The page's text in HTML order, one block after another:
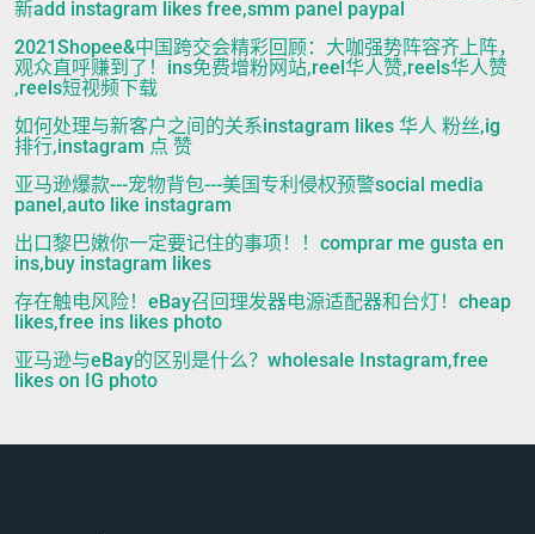
新add instagram likes free,smm panel paypal
2021Shopee&中国跨交会精彩回顾：大咖强势阵容齐上阵，
观众直呼赚到了！ins免费增粉网站,reel华人赞,reels华人赞
,reels短视频下载
如何处理与新客户之间的关系instagram likes 华人 粉丝,ig
排行,instagram 点 赞
亚马逊爆款---宠物背包---美国专利侵权预警social media
panel,auto like instagram
出口黎巴嫩你一定要记住的事项！！comprar me gusta en
ins,buy instagram likes
存在触电风险！eBay召回理发器电源适配器和台灯！cheap
likes,free ins likes photo
亚马逊与eBay的区别是什么？wholesale Instagram,free
likes on IG photo